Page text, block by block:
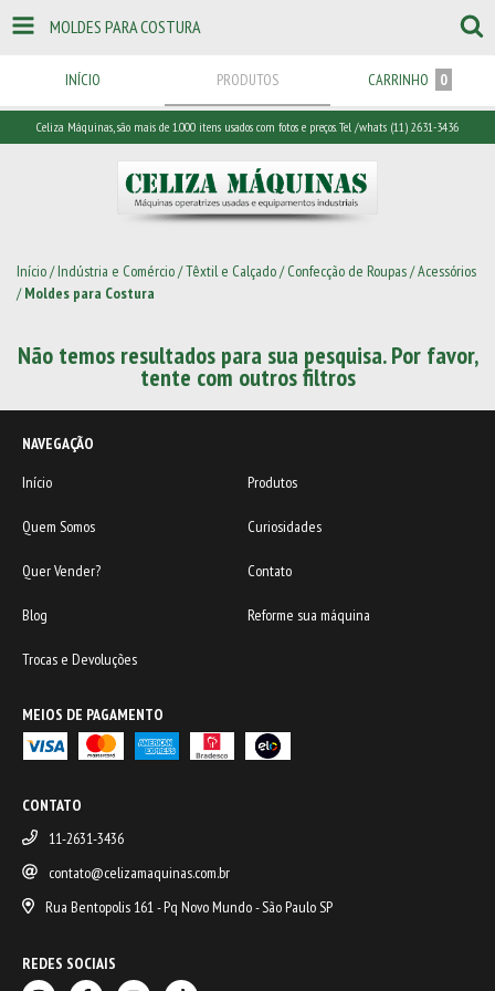
MOLDES PARA COSTURA
INÍCIO PRODUTOS CARRINHO 0
Celiza Máquinas, são mais de 1.000 itens usados com fotos e preços. Tel /whats (11) 2631-3436
Início/ Indústria e Comércio/Têxtil e Calçado/ Confecção de Roupas/Acessórios
/ Moldes para Costura
Não temos resultados para sua pesquisa. Por favor,
tente com outros filtros
NAVEGAÇÃO
Início
Produtos
Quem Somos Curiosidades
Quer Vender? Contato
Blog Reforme sua máquina
Trocas e Devoluções
MEIOS DE PAGAMENTO
CONTATO
11-2631-3436
contato@celizamaquinas.com.br
Rua Bentopolis 161 - Pq Novo Mundo - São Paulo SP
REDES SOCIAIS